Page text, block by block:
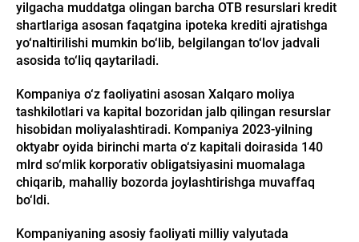
yilgacha muddatga olingan barcha OTB resurslari kredit
shartlariga asosan faqatgina ipoteka krediti ajratishga
yo‘naltirilishi mumkin bo‘lib, belgilangan to‘lov jadvali
asosida to‘liq qaytariladi.
Kompaniya o‘z faoliyatini asosan Xalqaro moliya
tashkilotlari va kapital bozoridan jalb qilingan resurslar
hisobidan moliyalashtiradi. Kompaniya 2023-yilning
oktyabr oyida birinchi marta o‘z kapitali doirasida 140
mlrd so‘mlik korporativ obligatsiyasini muomalaga
chiqarib, mahalliy bozorda joylashtirishga muvaffaq
bo‘ldi.
Kompaniyaning asosiy faoliyati milliy valyutada